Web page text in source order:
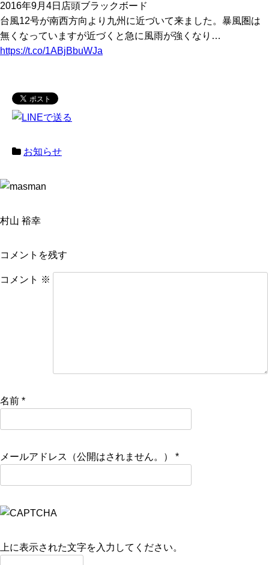
2016年9月4日店頭ブラックボード
台風12号が南西方向より九州に近づいて来ました。暴風圏は
無くなっていますが近づくと急に風雨が強くなり…
https://t.co/1ABjBbuWJa
お知らせ
村山 裕幸
コメントを残す
コメント ※
名前 *
メールアドレス（公開はされません。） *
上に表示された文字を入力してください。